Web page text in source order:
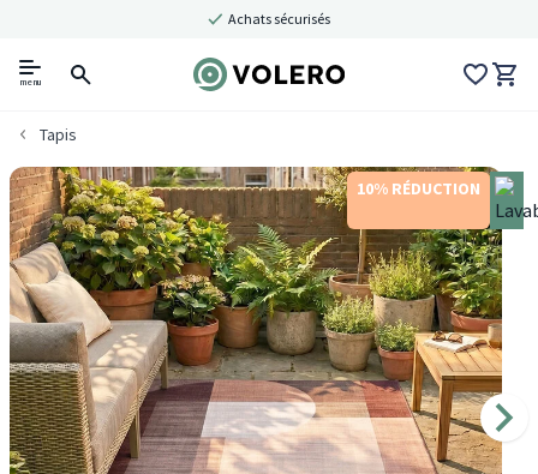
Achats sécurisés
menu
Tapis
10% RÉDUCTION